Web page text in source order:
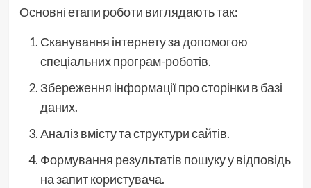
Основні етапи роботи виглядають так:
Сканування інтернету за допомогою
спеціальних програм-роботів.
Збереження інформації про сторінки в базі
даних.
Аналіз вмісту та структури сайтів.
Формування результатів пошуку у відповідь
на запит користувача.